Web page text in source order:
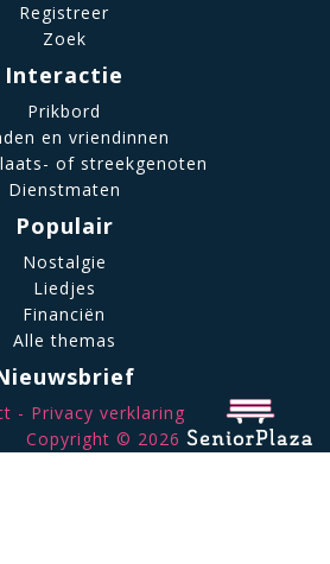
Registreer
Zoek
Interactie
Prikbord
en vriendinnen
of streekgenoten
Dienstmaten
Populair
Nostalgie
Liedjes
Financiën
Alle themas
Privacy verklaring
Copyright © 2026